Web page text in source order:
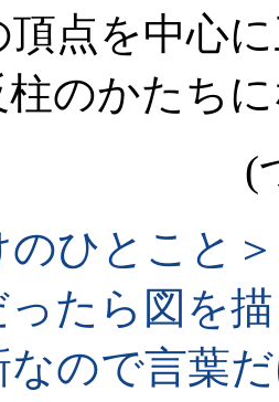
頂点を中心
柱のかたち
(
のひとこと＞
たら図を
なので言葉